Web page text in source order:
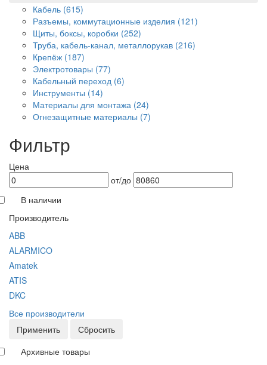
Кабель (615)
Разъемы, коммутационные изделия (121)
Щиты, боксы, коробки (252)
Труба, кабель-канал, металлорукав (216)
Крепёж (187)
Электротовары (77)
Кабельный переход (6)
Инструменты (14)
Материалы для монтажа (24)
Огнезащитные материалы (7)
Фильтр
Цена
от/до
В наличии
Производитель
ABB
ALARMICO
Amatek
ATIS
DKC
Все производители
Применить
Сбросить
Архивные товары